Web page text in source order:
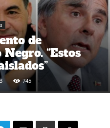
de
“Estos
745